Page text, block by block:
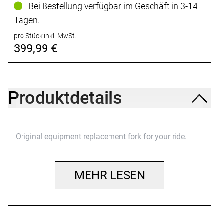
Bei Bestellung verfügbar im Geschäft in 3-14
Tagen.
pro Stück inkl. MwSt.
399,99 €
Produktdetails
Original equipment replacement fork for your ride.
MEHR LESEN